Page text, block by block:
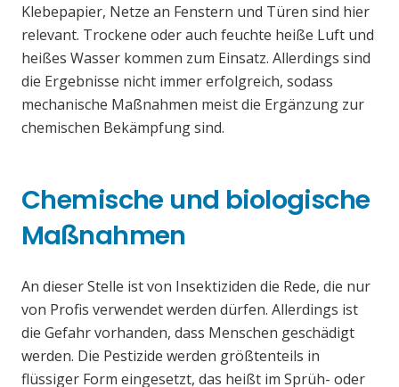
Klebepapier, Netze an Fenstern und Türen sind hier
relevant. Trockene oder auch feuchte heiße Luft und
heißes Wasser kommen zum Einsatz. Allerdings sind
die Ergebnisse nicht immer erfolgreich, sodass
mechanische Maßnahmen meist die Ergänzung zur
chemischen Bekämpfung sind.
Chemische und biologische
Maßnahmen
An dieser Stelle ist von Insektiziden die Rede, die nur
von Profis verwendet werden dürfen. Allerdings ist
die Gefahr vorhanden, dass Menschen geschädigt
werden. Die Pestizide werden größtenteils in
flüssiger Form eingesetzt, das heißt im Sprüh- oder